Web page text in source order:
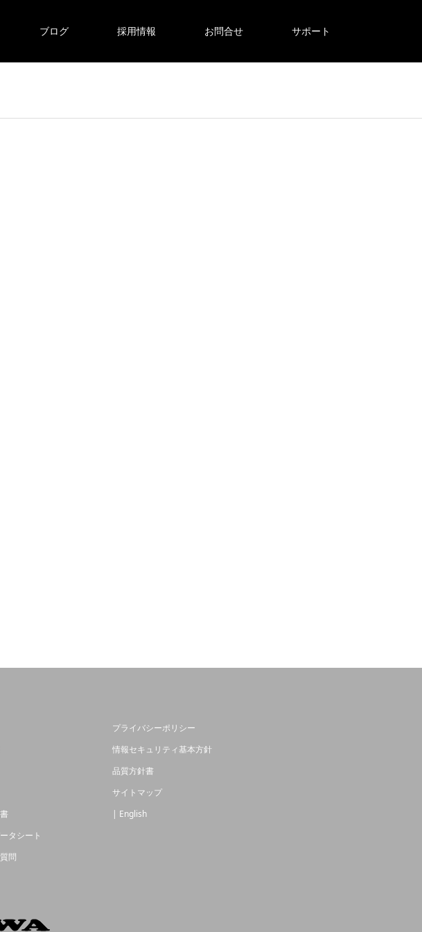
ブログ 採用情報 お問合せ サポート
タシート
問
プライバシーポリシー
情報セキュリティ基本方針
品質方針書
サイトマップ
| English